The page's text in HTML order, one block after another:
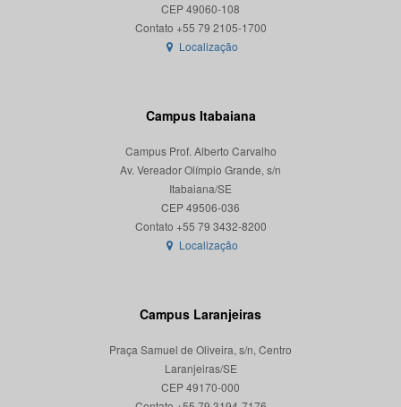
CEP 49060-108
Localização
Campus Itabaiana
Campus Prof. Alberto Carvalho
Av. Vereador Olímpio Grande, s/n
Itabaiana/SE
CEP 49506-036
Localização
Campus Laranjeiras
Praça Samuel de Oliveira, s/n, Centro
Laranjeiras/SE
CEP 49170-000